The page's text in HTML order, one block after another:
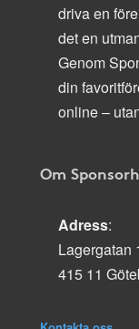
driva en
det en
Genom
din
online –
Om
Adress:
Lagergatan
415 11